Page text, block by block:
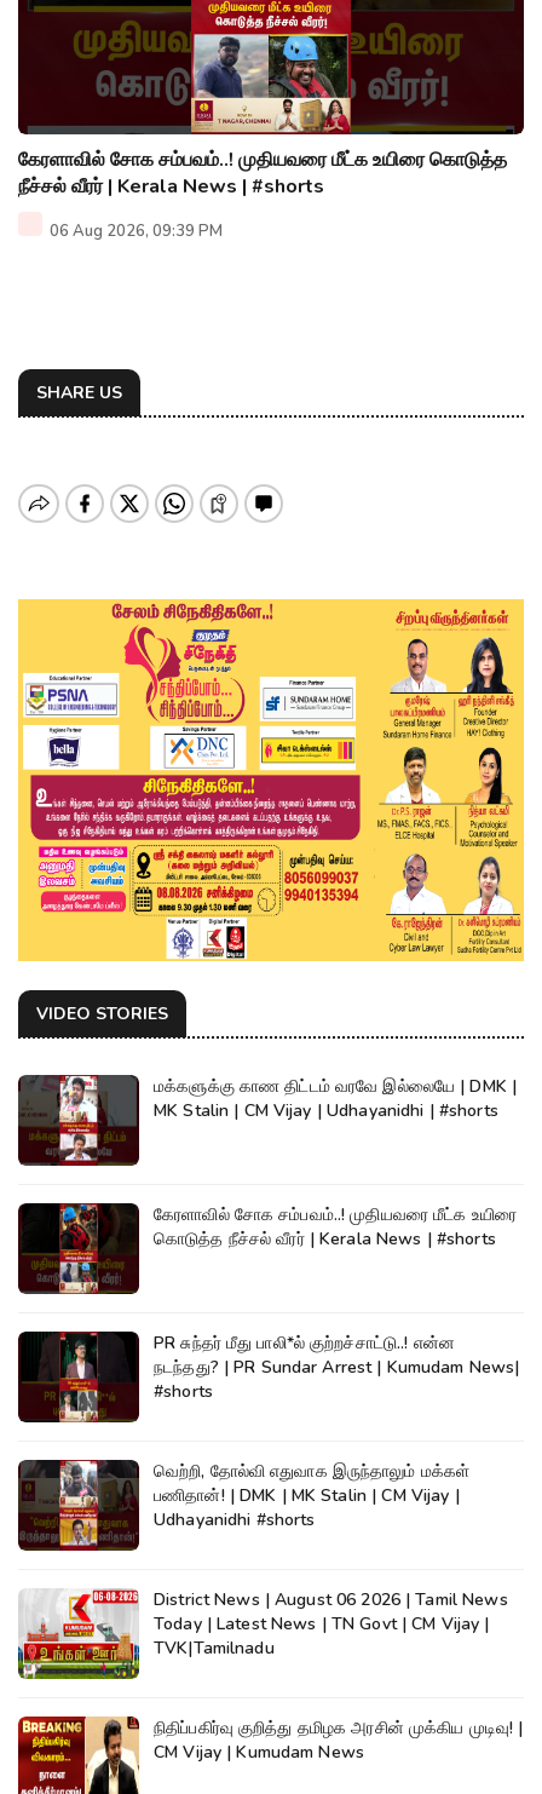
கேரளாவில் சோக சம்பவம்..! முதியவரை மீட்க உயிரை கொடுத்த
நீச்சல் வீரர் | Kerala News | #shorts
06 Aug 2026, 09:39 PM
SHARE US
VIDEO STORIES
மக்களுக்கு காண திட்டம் வரவே இல்லையே | DMK |
MK Stalin | CM Vijay | Udhayanidhi | #shorts
கேரளாவில் சோக சம்பவம்..! முதியவரை மீட்க உயிரை
கொடுத்த நீச்சல் வீரர் | Kerala News | #shorts
PR சுந்தர் மீது பாலி*ல் குற்றச்சாட்டு..! என்ன
நடந்தது? | PR Sundar Arrest | Kumudam News|
#shorts
வெற்றி, தோல்வி எதுவாக இருந்தாலும் மக்கள்
பணிதான்! | DMK | MK Stalin | CM Vijay |
Udhayanidhi #shorts
District News | August 06 2026 | Tamil News
Today | Latest News | TN Govt | CM Vijay |
TVK|Tamilnadu
நிதிப்பகிர்வு குறித்து தமிழக அரசின் முக்கிய முடிவு! |
CM Vijay | Kumudam News